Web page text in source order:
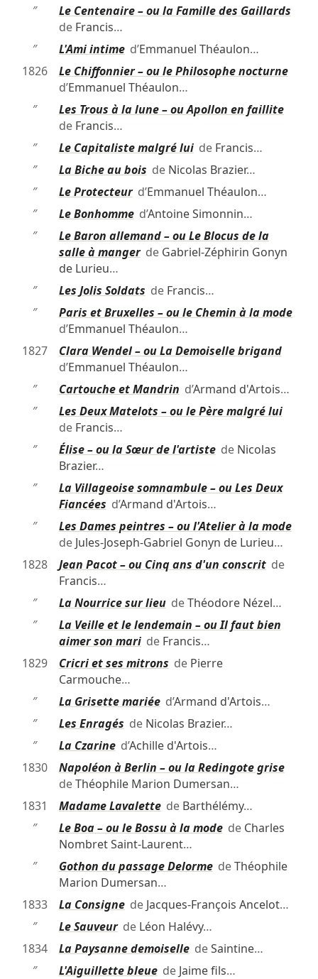
″
Le Centenaire – ou la Famille des Gaillards
de Francis…
″
L'Ami intimed’Emmanuel Théaulon…
1826
Le Chiffonnier – ou le Philosophe nocturne
d’Emmanuel Théaulon…
″
Les Trous à la lune – ou Apollon en faillite
de Francis…
″
Le Capitaliste malgré luide Francis…
″
La Biche au bois de Nicolas Brazier…
″
Le Protecteurd’Emmanuel Théaulon…
″
Le Bonhommed’Antoine Simonnin…
″
Le Baron allemand – ou Le Blocus de la
salle à mangerde Gabriel-Zéphirin Gonyn
de Lurieu…
″
Les Jolis Soldats de Francis…
″
Paris et Bruxelles – ou le Chemin à la mode
d’Emmanuel Théaulon…
1827
Clara Wendel – ou La Demoiselle brigand
d’Emmanuel Théaulon…
″
Cartouche et Mandrin d’Armand d'Artois…
″
Les Deux Matelots – ou le Père malgré lui
de Francis…
″
Élise – ou la Sœur de l'artistede Nicolas
Brazier…
″
La Villageoise somnambule – ou Les Deux
Fiancées d’Armand d'Artois…
″
Les Dames peintres – ou l'Atelier à la mode
de Jules-Joseph-Gabriel Gonyn de Lurieu…
1828
Jean Pacot – ou Cinq ans d'un conscritde
Francis…
″
La Nourrice sur lieudeThéodore Nézel…
″
La Veille et le lendemain – ou Il faut bien
aimer son maride Francis…
1829
Cricri et ses mitrons de Pierre
Carmouche…
″
La Grisette mariéed’Armand d'Artois…
″
Les Enragés de Nicolas Brazier…
″
La Czarined’Achille d'Artois…
1830
Napoléon à Berlin – ou la Redingote grise
deThéophile Marion Dumersan…
1831
Madame Lavalettede Barthélémy…
″
Le Boa – ou le Bossu à la modede Charles
Nombret Saint-Laurent…
″
Gothon du passage DelormedeThéophile
Marion Dumersan…
1833
La Consignede Jacques-François Ancelot…
″
Le Sauveurde Léon Halévy…
1834
La Paysanne demoiselledeSaintine…
″
L'Aiguillette bleuede Jaime fils…